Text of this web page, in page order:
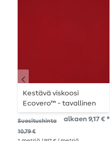
Kestävä viskoosi
Ecovero™ - tavallinen
Bordeaux
Suositushinta
10,79 €
alkaen 9,17 € *